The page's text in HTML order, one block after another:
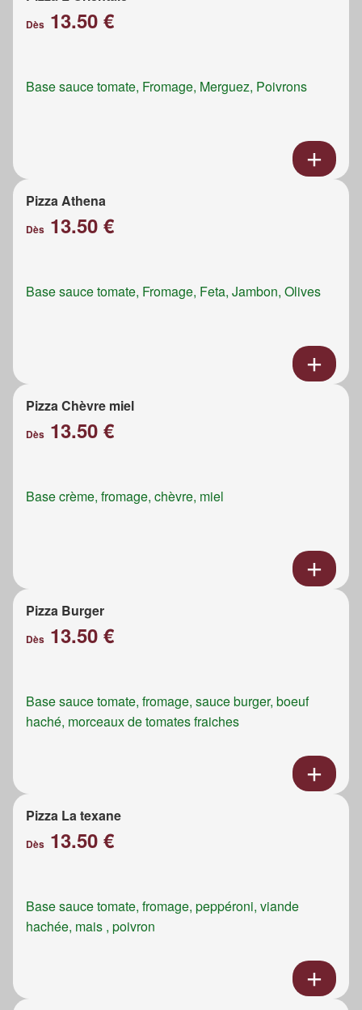
Dès 13.50 €
Base sauce tomate, Fromage, Merguez, Poivrons
Pizza Athena
Dès 13.50 €
Base sauce tomate, Fromage, Feta, Jambon, Olives
Pizza Chèvre miel
Dès 13.50 €
Base crème, fromage, chèvre, miel
Pizza Burger
Dès 13.50 €
Base sauce tomate, fromage, sauce burger, boeuf
haché, morceaux de tomates fraiches
Pizza La texane
Dès 13.50 €
Base sauce tomate, fromage, peppéroni, viande
hachée, mais , poivron